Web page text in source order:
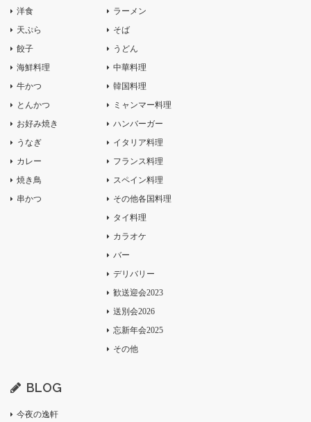
洋食
天ぷら
餃子
海鮮料理
牛かつ
とんかつ
お好み焼き
うなぎ
カレー
焼き鳥
串かつ
ラーメン
そば
うどん
中華料理
韓国料理
ミャンマー料理
ハンバーガー
イタリア料理
フランス料理
スペイン料理
その他各国料理
タイ料理
カラオケ
バー
デリバリー
歓送迎会2023
送別会2026
忘新年会2025
その他
BLOG
今夜の逸軒